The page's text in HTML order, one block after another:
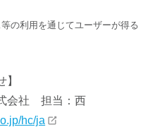
の利用を通じてユーザーが得る
】
会社 担当：西
hc/ja